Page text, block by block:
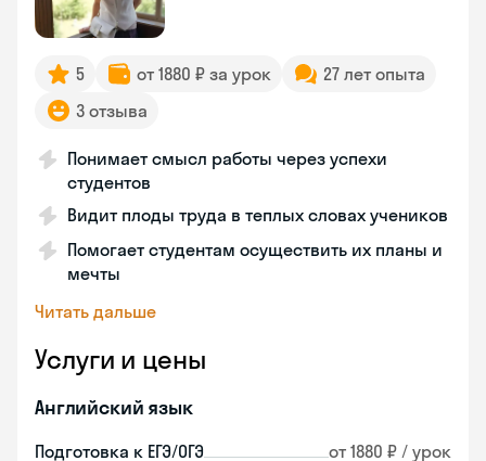
5 от 1880 ₽ за урок
27 лет опыта
3 отзыва
Понимает смысл работы через успехи
студентов
Видит плоды труда в теплых словах учеников
Помогает студентам осуществить их планы и
мечты
Читать дальше
Услуги и цены
Английский язык
Подготовка к ЕГЭ/ОГЭ от 1880 ₽ / урок